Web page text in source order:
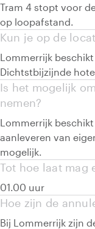
Tram 4 stopt voor
op loopafstand.
Kun je op de
Lommerrijk
Dichtstbijzijnde
Is het mogelijk
nemen?
Lommerrijk
aanleveren van
mogelijk.
Tot hoe laat mag
01.00 uur
Hoe zijn de
Bij Lommerrijk zijn